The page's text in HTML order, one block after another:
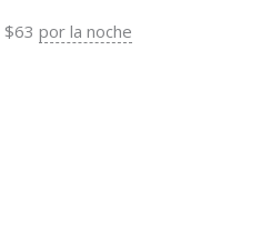
$63 por la noche